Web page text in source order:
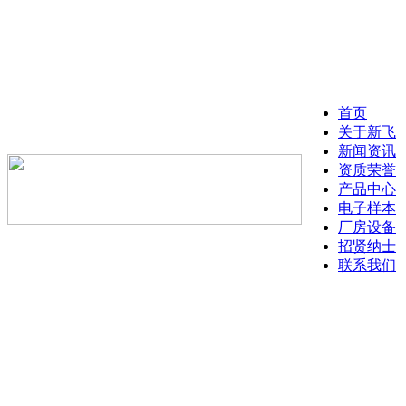
首页
关于新飞
新闻资讯
资质荣誉
产品中心
电子样本
厂房设备
招贤纳士
联系我们